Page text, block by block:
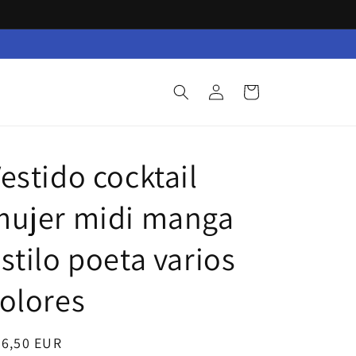
Iniciar
sesión
Carrito
cocktail
midi manga
poeta varios
EUR